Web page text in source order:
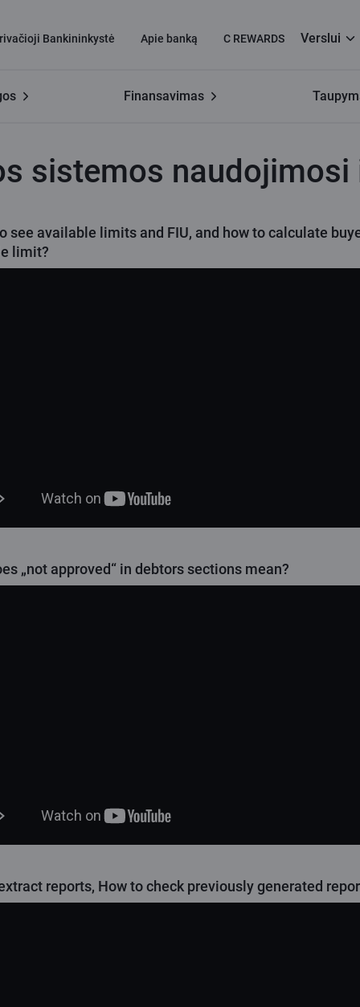
Bankininkystė Apie banką C REWARDS Verslui
Finansavimas
sistemos
see available limits and FIU, and how to calculate
limit?
„not approved“ in debtors sections mean?
reports, How to check previously generated